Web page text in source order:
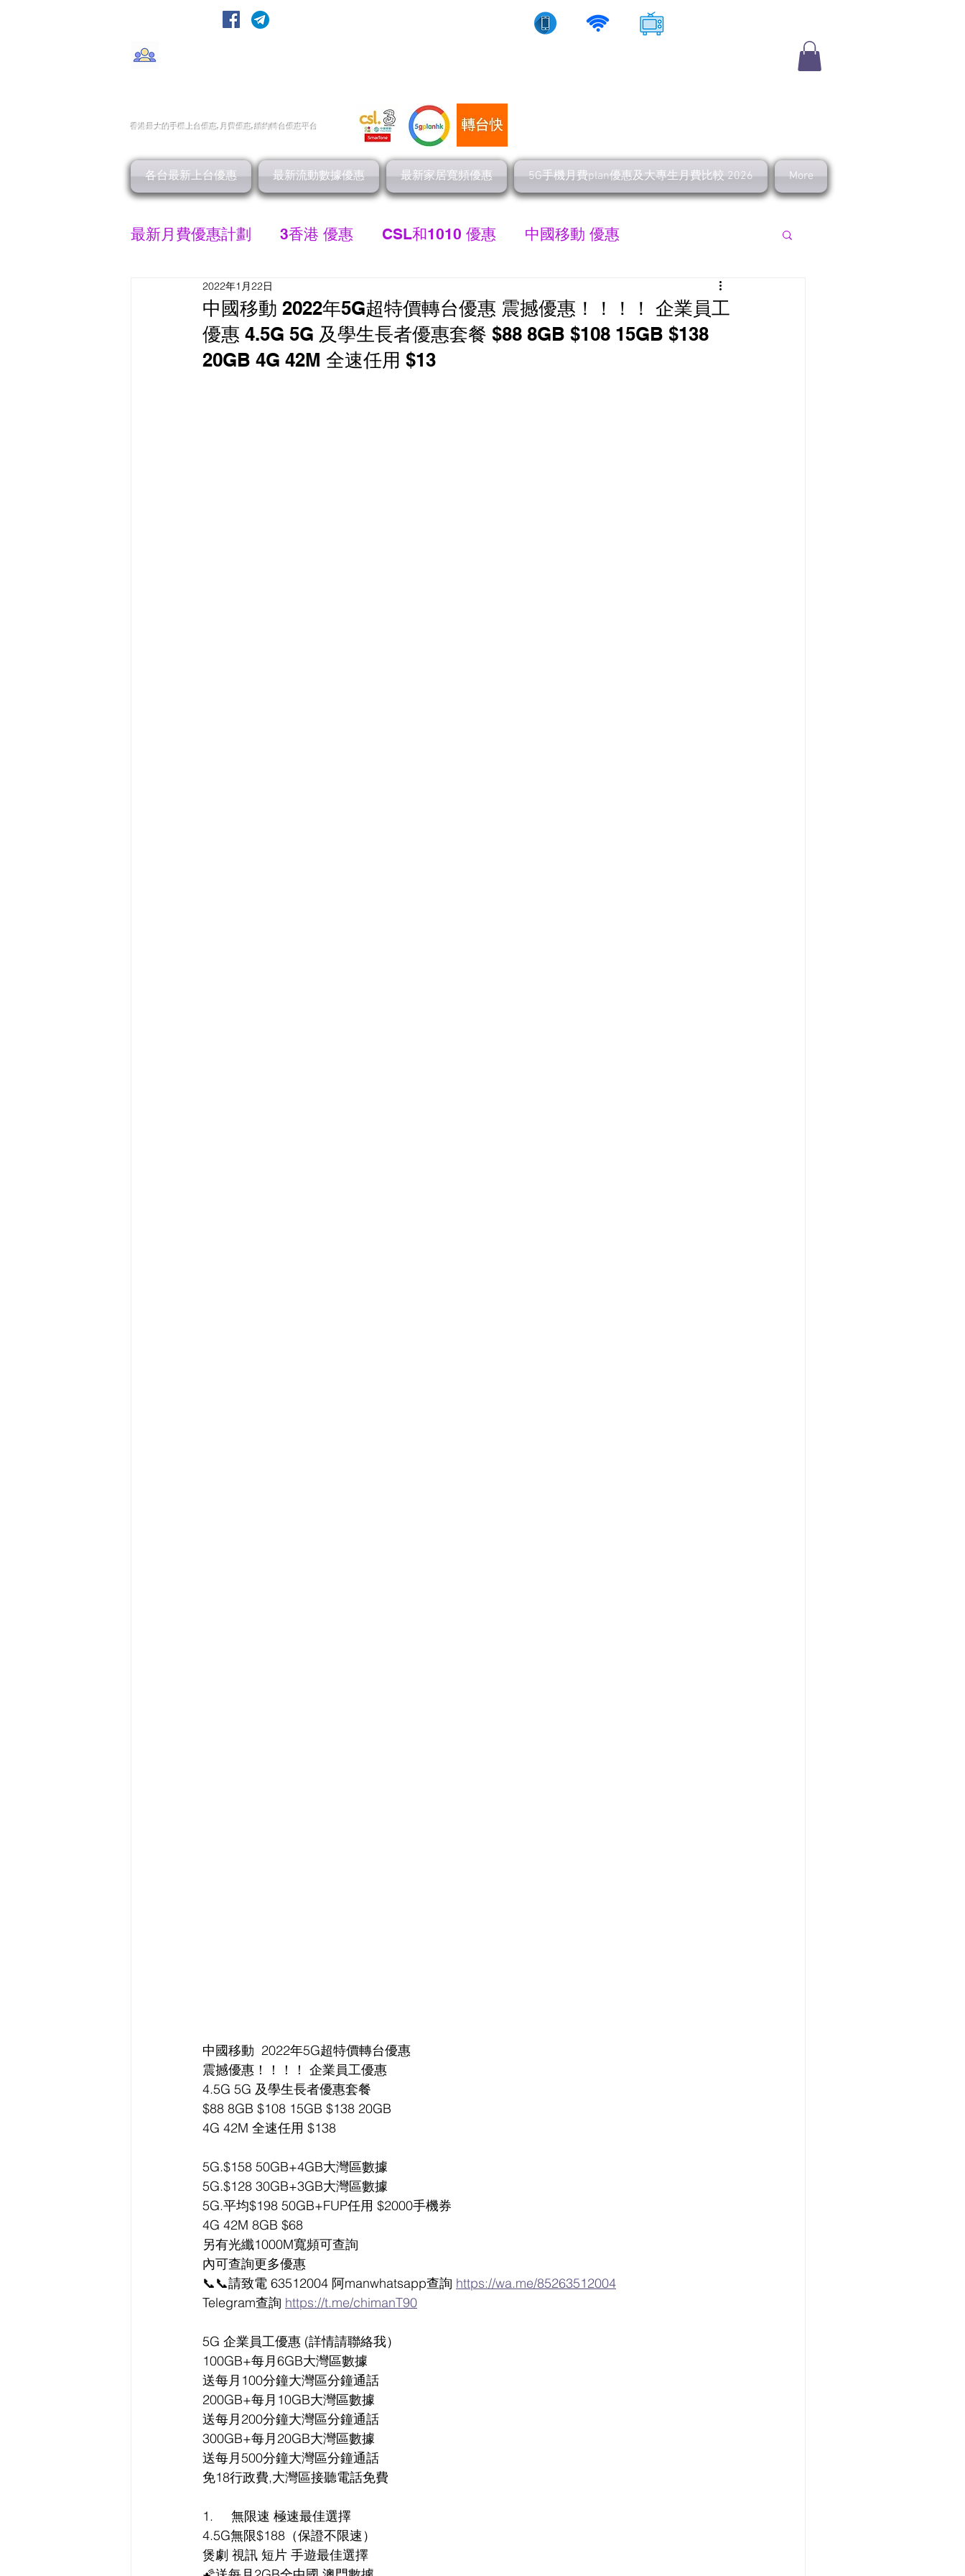
香港最大的手機上台優惠, 月費優惠,續約轉台優惠平台
各台最新上台優惠 最新流動數據優惠 最新家居寬頻優惠 5G手機月費plan優惠及大專生月費比較 2026 More
最新月費優惠計劃 3香港 優惠 CSL和1010 優惠 中國移動 優惠
SMARTONE 優惠 網上行 寬頻優惠
最新流動數據優惠 香港寬頻 優惠 NOW 優惠 中國電信 優惠 PCCW 寬頻優惠
中國移動 2022年5G超特價轉台優惠 震撼優惠！！！！ 企業員工
優惠 4.5G 5G 及學生長者優惠套餐 $88 8GB $108 15GB $138
20GB 4G 42M 全速任用 $13
2022年1月22日
中國移動  2022年5G超特價轉台優惠
震撼優惠！！！！ 企業員工優惠
4.5G 5G 及學生長者優惠套餐
$88 8GB $108 15GB $138 20GB
4G 42M 全速任用 $138
5G.$158 50GB+4GB大灣區數據
5G.$128 30GB+3GB大灣區數據
5G.平均$198 50GB+FUP任用 $2000手機券
4G 42M 8GB $68
另有光纖1000M寬頻可查詢
內可查詢更多優惠
📞📞請致電 63512004 阿manwhatsapp查詢 https://wa.me/85263512004
Telegram查詢 https://t.me/chimanT90
5G 企業員工優惠 (詳情請聯絡我）
100GB+每月6GB大灣區數據
送每月100分鐘大灣區分鐘通話
200GB+每月10GB大灣區數據
送每月200分鐘大灣區分鐘通話
300GB+每月20GB大灣區數據
送每月500分鐘大灣區分鐘通話
免18行政費,大灣區接聽電話免費
1.     無限速 極速最佳選擇
4.5G無限$188（保證不限速）
煲劇 視訊 短片 手遊最佳選擇